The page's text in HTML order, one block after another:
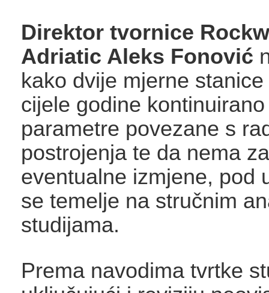
Direktor tvornice
Adriatic Aleks Fonović
kako dvije mjerne
cijele godine
parametre povezane s
postrojenja te da nema
eventualne izmjene, pod
se temelje na stručnim
studijama.
Prema navodima tvrtke